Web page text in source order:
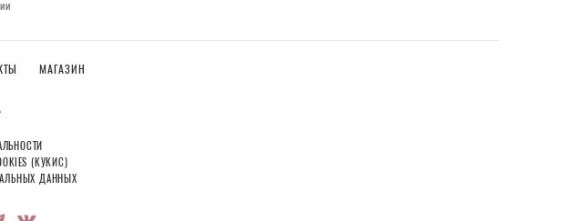
МАГАЗИН
(КУКИС)
ДАННЫХ